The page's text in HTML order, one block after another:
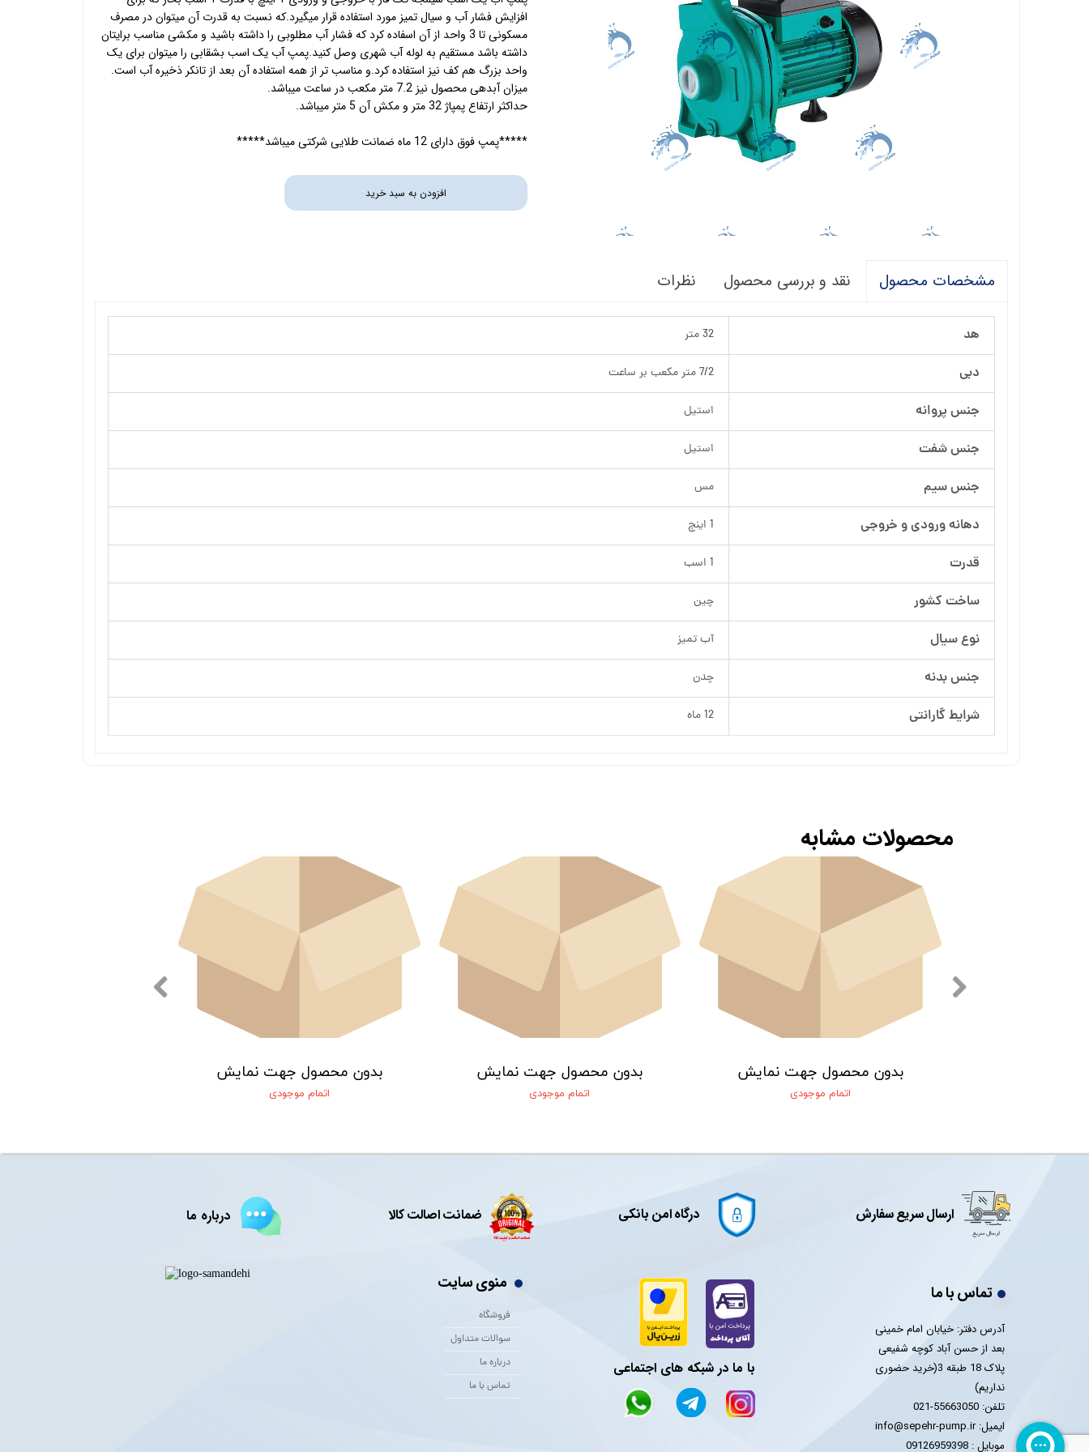
لوما LOMA
آکوا استرانگ
ان سی NC
آرسام تجهیز
بهار پمپ
پمپ 1/5 اسب 2 اینچ
پمپ 3 اینچ 2 اسب
اگرو
کنزاکس
هیتر برقی
جت جکوزی
ضدعفونی نانو
افزایش فشار آب و سیال تمیز مورد استفاده قرار میگیرد.که نسبت به قدرت آن میتوان در مصرف
مسکونی تا 3 واحد از آن اسفاده کرد که فشار آب مطلوبی را داشته باشید و مکشی مناسب برایتان
داشته باشد مستقیم به لوله آب شهری وصل کنید.پمپ آب یک اسب بشقابی را میتوان برای یک
واحد بزرگ هم کف نیز استفاده کرد.و مناسب تر از همه استفاده آن بعد از تانکر ذخیره آب است.
میزان آبدهی محصول نیز 7.2 متر مکعب در ساعت میباشد.
حداکثر ارتفاع پمپاژ 32 متر و مکش آن 5 متر میباشد.
*****پمپ فوق دارای 12 ماه ضمانت طلایی شرکتی میباشد*****
افزودن به سبد خرید
مشخصات محصول نقد و بررسی محصول نظرات
هد 32 متر
دبی 7/2 متر مکعب بر ساعت
جنس پروانه استیل
جنس شفت استیل
جنس سیم مس
دهانه ورودی و خروجی 1 اینچ
قدرت 1 اسب
ساخت کشور چین
نوع سیال آب تمیز
جنس بدنه چدن
شرایط گارانتی 12 ماه
بدون محصول جهت نمایش
اتمام موجودی
بدون محصول جهت نمایش
اتمام موجودی
بدون محصول جهت نمایش
اتمام موجودی
محصولات مشابه
ارسال سریع سفارش
منوی سایت
فروشگاه
سوالات متداول
درباره ما
تماس با ما
تماس با ما
آدرس دفتر: خیابان امام خمینی
بعد از حسن آباد کوچه شفیعی
پلاک 18 طبقه 3(خرید حضوری
نداریم)
تلفن: 55663050-021
ایمیل: info@sepehr-pump.ir
​​​​​​​موبایل : 09126959398
درگاه امن بانکی درباره ما ضمانت اصالت کالا
با ما در شبکه های اجتماعی